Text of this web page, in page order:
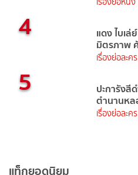
4 แดง ไบเ
มิตรภาพ
เรื่องย่อละคร
5 ปะการังสี
ตำนานหล
เรื่องย่อละคร